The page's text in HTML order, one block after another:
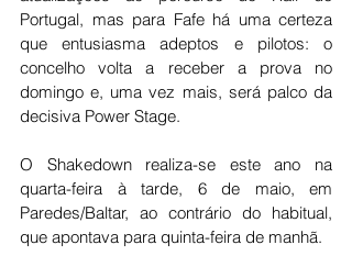
Portugal, mas para Fafe há uma certeza
que entusiasma adeptos e pilotos: o
concelho volta a receber a prova no
domingo e, uma vez mais, será palco da
decisiva Power Stage.
O Shakedown realiza-se este ano na
quarta-feira à tarde, 6 de maio, em
Paredes/Baltar, ao contrário do habitual,
que apontava para quinta-feira de manhã.